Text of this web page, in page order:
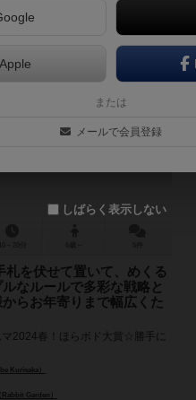
リバリわんわん!
6.0
札を伏せて置いて、めくる
なルールで多彩な戦略と
らお年寄りまで幅広くた
2024春！ほらボド大賞☆勝手に
article/503876552.html
Kurisaka）
Garden）
Apple
または
メールで会員登録
しばらく表示しない